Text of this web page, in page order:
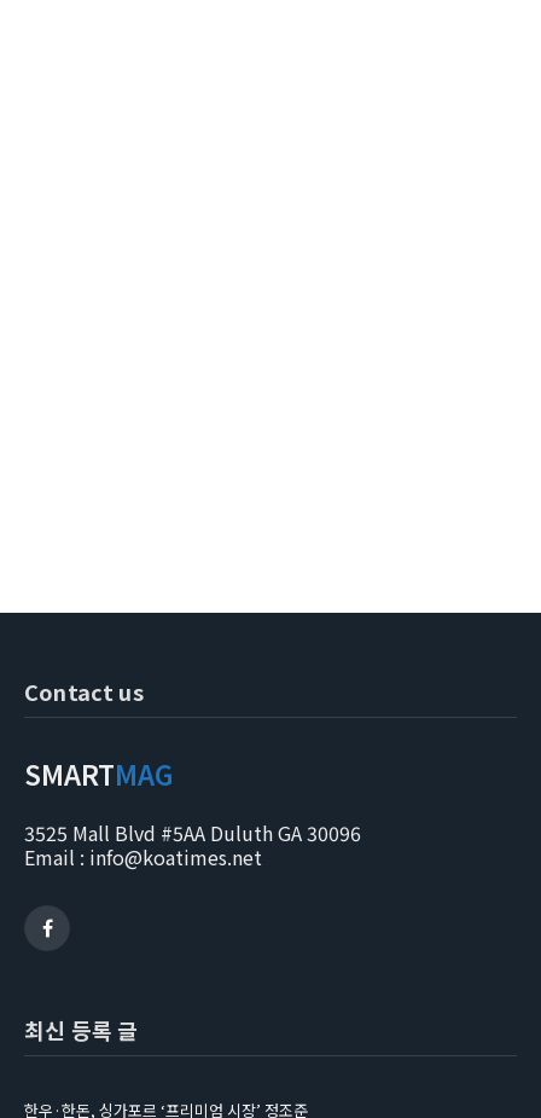
Contact us
SMARTMAG
3525 Mall Blvd #5AA Duluth GA 30096
Email : info@koatimes.net
Facebook
최신 등록 글
한우·한돈, 싱가포르 ‘프리미엄 시장’ 정조준